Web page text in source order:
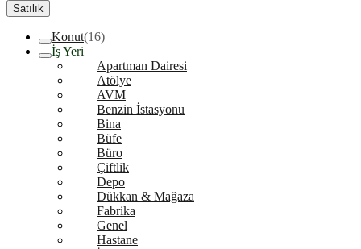
Satılık
Konut(16)
İş Yeri
Apartman Dairesi
Atölye
AVM
Benzin İstasyonu
Bina
Büfe
Büro
Çiftlik
Depo
Dükkan & Mağaza
Fabrika
Genel
Hastane